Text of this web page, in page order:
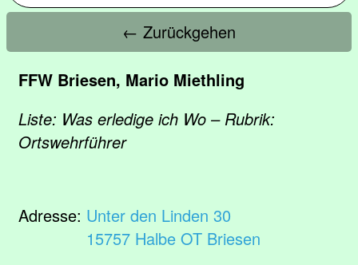
← Zurückgehen
FFW Briesen, Mario Miethling
Liste: Was erledige ich Wo – Rubrik:
Ortswehrführer
Adresse: Unter den Linden 30
15757 Halbe OT Briesen